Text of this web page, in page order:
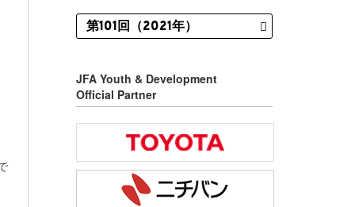
JFA Youth & Development
Official Partner